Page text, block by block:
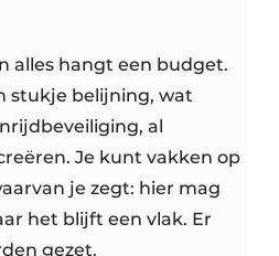
alles hangt een budget.
stukje belijning, wat
al
Je kunt vakken op
je zegt: hier mag
het blijft een vlak. Er
gezet.